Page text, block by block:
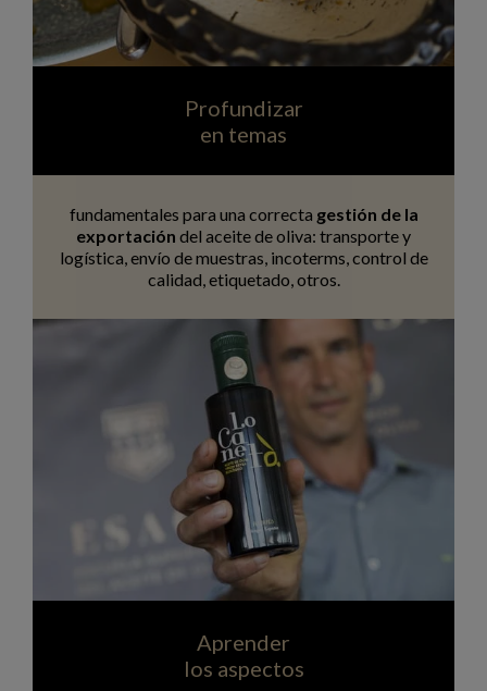
Profundizar
en temas
fundamentales para una correcta gestión de la
exportación del aceite de oliva: transporte y
logística, envío de muestras, incoterms, control de
calidad, etiquetado, otros.
Aprender
los aspectos